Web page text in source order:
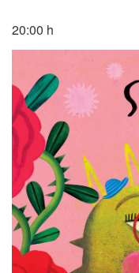
20:00 h